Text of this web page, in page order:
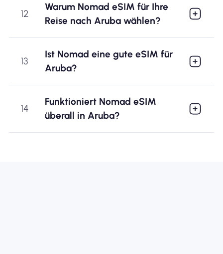
12
Warum Nomad eSIM für Ihre
Reise nach Aruba wählen?
13
Ist Nomad eine gute eSIM für
Aruba?
14
Funktioniert Nomad eSIM
überall in Aruba?